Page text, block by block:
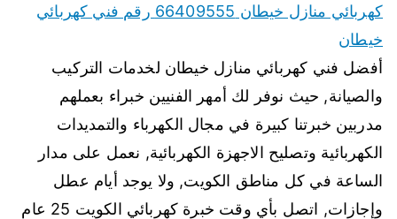
كهربائي منازل خيطان 66409555 رقم فني كهربائي
خيطان
أفضل فني كهربائي منازل خيطان لخدمات التركيب
والصيانة, حيث نوفر لك أمهر الفنيين خبراء بعملهم
مدربين خبرتنا كبيرة في مجال الكهرباء والتمديدات
الكهربائية وتصليح الاجهزة الكهربائية, نعمل على مدار
الساعة في كل مناطق الكويت, ولا يوجد أيام عطل
وإجازات, اتصل بأي وقت خبرة كهربائي الكويت 25 عام